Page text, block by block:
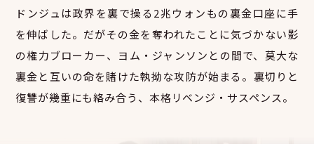
ドンジュは政界を裏で操る2兆ウォンもの裏金口座に手
を伸ばした。だがその金を奪われたことに気づかない影
の権力ブローカー、ヨム・ジャンソンとの間で、莫大な
裏金と互いの命を賭けた執拗な攻防が始まる。裏切りと
復讐が幾重にも絡み合う、本格リベンジ・サスペンス。